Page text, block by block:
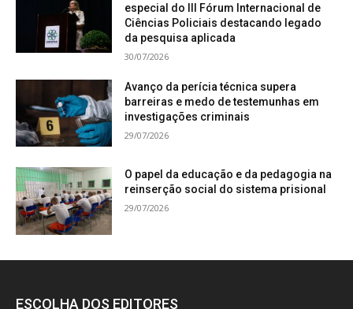
especial do III Fórum Internacional de
Ciências Policiais destacando legado
da pesquisa aplicada
30/07/2026
Avanço da perícia técnica supera
barreiras e medo de testemunhas em
investigações criminais
29/07/2026
O papel da educação e da pedagogia na
reinserção social do sistema prisional
29/07/2026
ESCOLHA DOS EDITORES